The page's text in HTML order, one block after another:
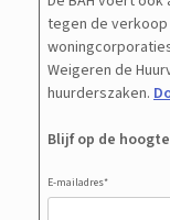
tegen de
Weigeren de
huurderszaken.
Blijf op de
E-mailadres*